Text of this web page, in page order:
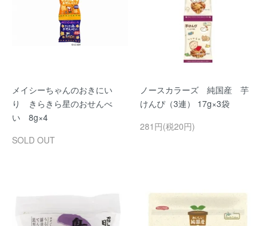
メイシーちゃんのおきにい
り きらきら星のおせんべ
い 8g×4
SOLD OUT
ノースカラーズ 純国産 芋
けんぴ（3連） 17g×3袋
281円(税20円)